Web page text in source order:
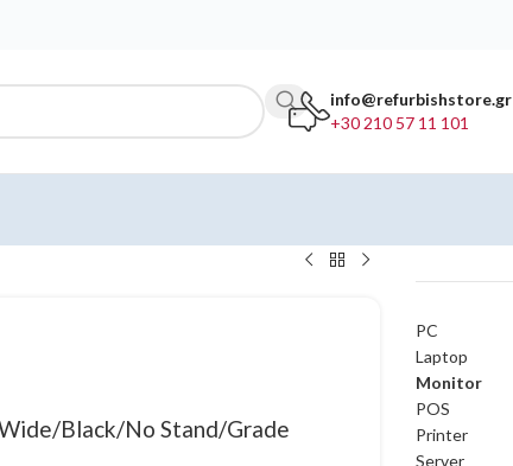
info@refurbishstore.gr
+30 210 57 11 101
Black/No Stand/Grade
PC
Laptop
Monitor
POS
Printer
Server